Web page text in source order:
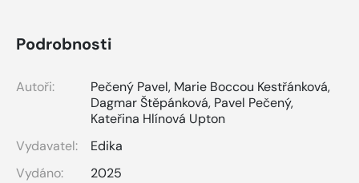
Podrobnosti
Autoři: Pečený Pavel, Marie Boccou Kestřánková,
Dagmar Štěpánková, Pavel Pečený,
Kateřina Hlínová Upton
Vydavatel:
Edika
Vydáno:
2025